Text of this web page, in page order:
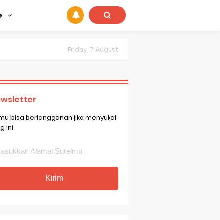
Friday, 7 August
bisa berlangganan jika menyukai
ini